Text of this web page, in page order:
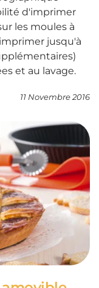
d'imprimer
les moules à
jusqu'à
et au lavage.
11 Novembre 2016